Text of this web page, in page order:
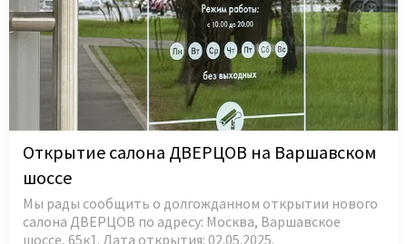
Открытие салона ДВЕРЦОВ на Варшавском
шоссе
Мы рады сообщить о долгожданном открытии нового
салона ДВЕРЦОВ по адресу: Москва, Варшавское
шоссе, 65к1. Дата открытия: 02.05.2025.